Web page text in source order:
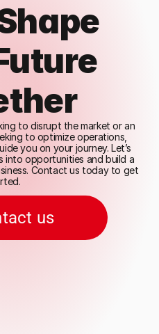
to disrupt the market or an
to optimize operations,
you on your journey. Let’s
into opportunities and build a
Contact us today to get
us